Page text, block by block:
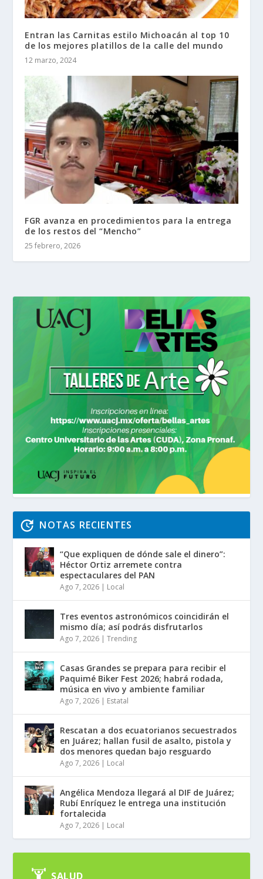
Entran las Carnitas estilo Michoacán al top 10
de los mejores platillos de la calle del mundo
12 marzo, 2024
FGR avanza en procedimientos para la entrega
de los restos del “Mencho”
25 febrero, 2026
NOTAS RECIENTES
“Que expliquen de dónde sale el dinero”:
Héctor Ortiz arremete contra
espectaculares del PAN
Ago 7, 2026 | Local
Tres eventos astronómicos coincidirán el
mismo día; así podrás disfrutarlos
Ago 7, 2026 |Trending
Casas Grandes se prepara para recibir el
Paquimé Biker Fest 2026; habrá rodada,
música en vivo y ambiente familiar
Ago 7, 2026 | Estatal
Rescatan a dos ecuatorianos secuestrados
en Juárez; hallan fusil de asalto, pistola y
dos menores quedan bajo resguardo
Ago 7, 2026 | Local
Angélica Mendoza llegará al DIF de Juárez;
Rubí Enríquez le entrega una institución
fortalecida
Ago 7, 2026 | Local
SALUD